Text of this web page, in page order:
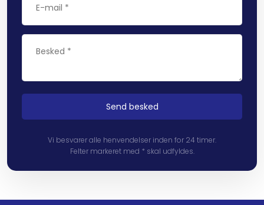
Vi besvarer alle henvendelser inden for 24 timer.
Felter markeret med * skal udfyldes.​